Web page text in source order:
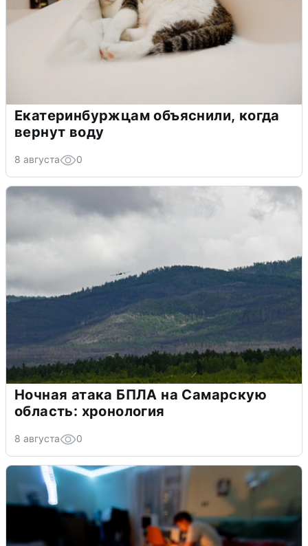
Екатеринбуржцам объяснили, когда
вернут воду
8 августа 0
Ночная атака БПЛА на Самарскую
область: хронология
8 августа 0